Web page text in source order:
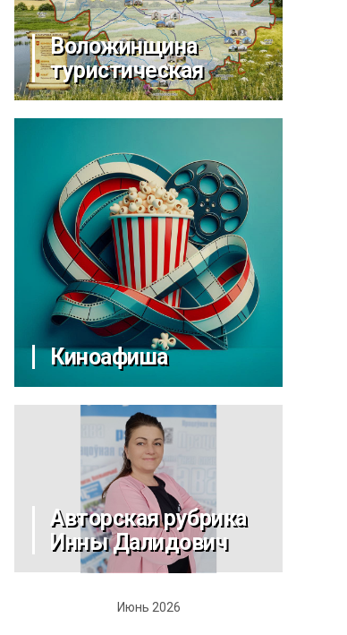
Воложинщина
туристическая
Киноафиша
Авторская рубрика
Инны Далидович
Июнь 2026